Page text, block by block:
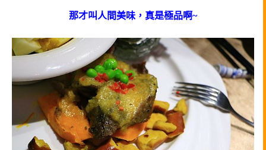
那才叫人間美味， 真是極品啊~